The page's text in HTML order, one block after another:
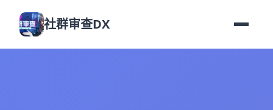
社群审查DX